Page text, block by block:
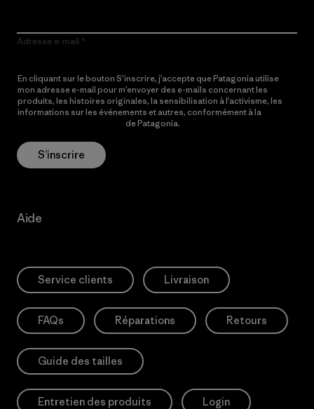
Adresse e-mail
En cliquant sur le bouton S’inscrire, j’accepte que Patagonia utilise
mon adresse e-mail pour m’envoyer des e-mails concernant les
produits, les histoires originales, la sensibilisation à l’activisme, les
informations sur les événements et autres, conformément à la
de Patagonia.
S’inscrire
Aide
Service clients Livraison
FAQs Réparations Retours
Guide des tailles
Entretien des produits Login